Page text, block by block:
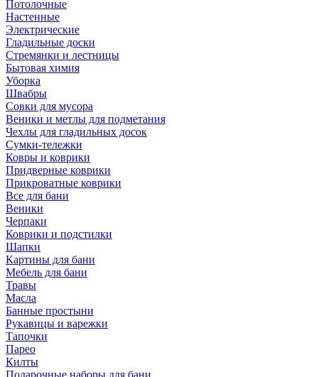
Потолочные
Настенные
Электрические
Гладильные доски
Стремянки и лестницы
Бытовая химия
Уборка
Швабры
Совки для мусора
Веники и метлы для подметания
Чехлы для гладильных досок
Сумки-тележки
Ковры и коврики
Придверные коврики
Прикроватные коврики
Все для бани
Веники
Черпаки
Коврики и подстилки
Шапки
Картины для бани
Мебель для бани
Травы
Масла
Банные простыни
Рукавицы и варежки
Тапочки
Парео
Килты
Подарочные наборы для бани